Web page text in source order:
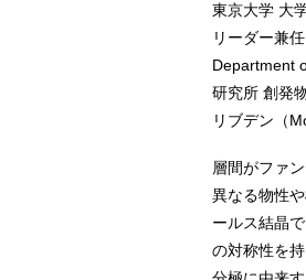
東京大学 大
リーダー兼
Department
研究所 創発
リブデン（
層間がファ
異なる物性
ールス結晶
の対称性を